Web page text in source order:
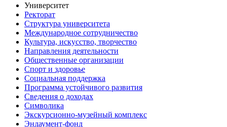
Университет
Ректорат
Структура университета
Международное сотрудничество
Культура, искусство, творчество
Направления деятельности
Общественные организации
Спорт и здоровье
Социальная поддержка
Программа устойчивого развития
Сведения о доходах
Символика
Экскурсионно-музейный комплекс
Эндаумент-фонд